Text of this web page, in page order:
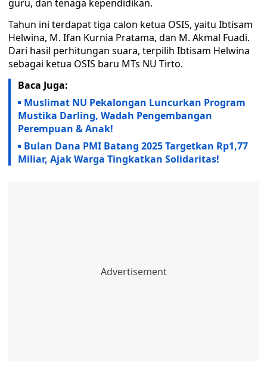
guru, dan tenaga kependidikan.
Tahun ini terdapat tiga calon ketua OSIS, yaitu Ibtisam
Helwina, M. Ifan Kurnia Pratama, dan M. Akmal Fuadi.
Dari hasil perhitungan suara, terpilih Ibtisam Helwina
sebagai ketua OSIS baru MTs NU Tirto.
Baca Juga:
Muslimat NU Pekalongan Luncurkan Program
Mustika Darling, Wadah Pengembangan
Perempuan & Anak!
Bulan Dana PMI Batang 2025 Targetkan Rp1,77
Miliar, Ajak Warga Tingkatkan Solidaritas!